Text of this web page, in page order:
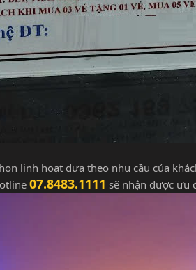
linh hoạt dựa theo nhu cầu của
07.8483.1111 sẽ nhận được ưu